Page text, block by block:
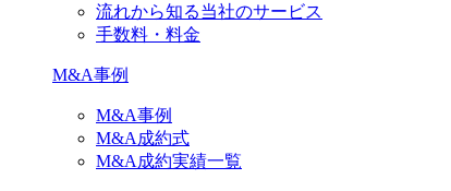
流れから知る当社のサービス
手数料・料金
M&A事例
M&A事例
M&A成約式
M&A成約実績一覧